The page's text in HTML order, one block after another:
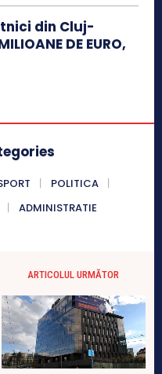
din Cluj-
DE EURO,
POLITICA
ADMINISTRATIE
ARTICOLUL URMĂTOR